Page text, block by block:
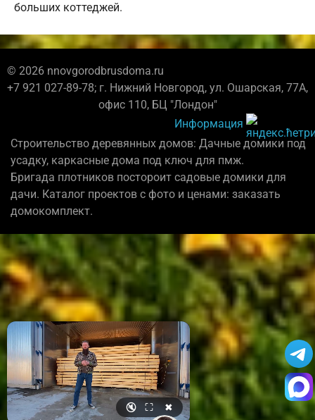
больших коттеджей.
© 2026 nnovgorodbrusdoma.ru
+7 921 027-89-78; г. Нижний Новгород, ул. Ошарская, 77А,
офис 110, БЦ "Лондон"
Информация
Строительство деревянных домов: Дачные домики под
усадку, каркасные дома под ключ для пмж.
Бригада плотников постороит садовые домики для
дачи. Каталог проектов с фото и ценами: заказать
домокомплект.
🔇 ⛶ ✖